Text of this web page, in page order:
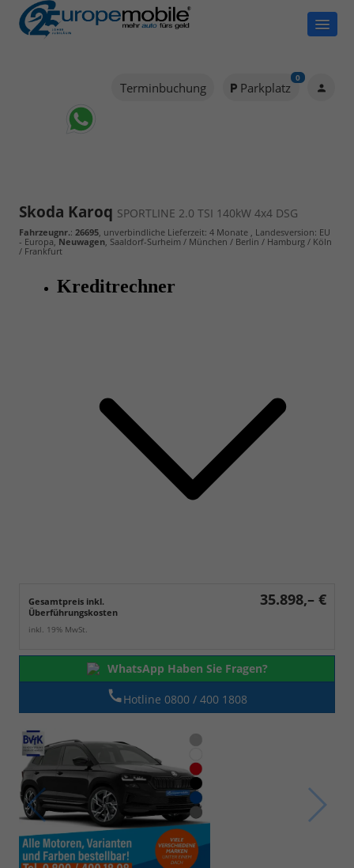
Terminbuchung Parkplatz
0
Skoda Karoq SPORTLINE 2.0 TSI 140kW 4x4 DSG
Fahrzeugnr.: 26695, unverbindliche Lieferzeit: 4 Monate , Landesversion: EU
- Europa,Neuwagen, Saaldorf-Surheim / München / Berlin / Hamburg / Köln
/ Frankfurt
Gesamtpreis inkl.
Überführungskosten
35.898,– €
inkl. 19% MwSt.
WhatsApp Haben Sie Fragen?
Hotline 0800 / 400 1808